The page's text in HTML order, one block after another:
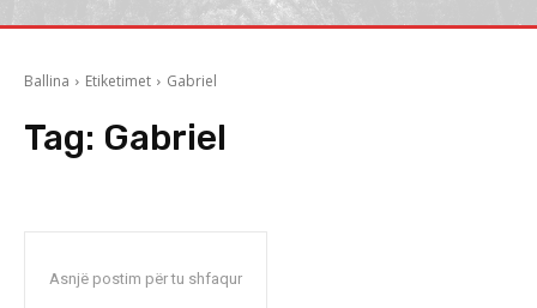
Ballina Etiketimet Gabriel
Tag: Gabriel
Asnjë postim për tu shfaqur